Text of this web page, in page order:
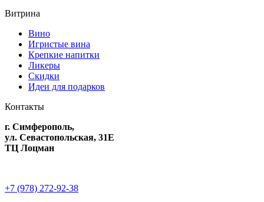
Витрина
Вино
Игристые вина
Крепкие напитки
Ликеры
Скидки
Идеи для подарков
Контакты
г. Симферополь,
ул. Севастопольская, 31Е
ТЦ Лоцман
+7 (978) 272-92-38